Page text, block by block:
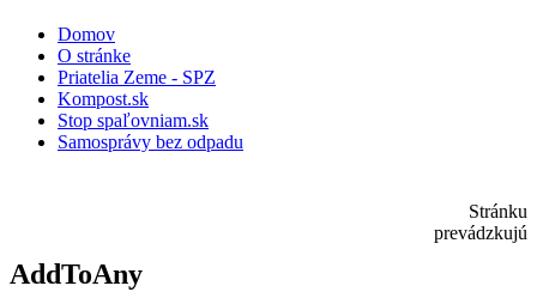
Domov
O stránke
Priatelia Zeme - SPZ
Kompost.sk
Stop spaľovniam.sk
Samosprávy bez odpadu
Stránku
prevádzkujú
AddToAny